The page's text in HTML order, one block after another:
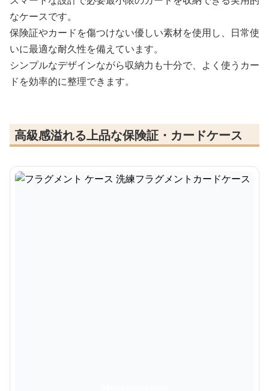
なケースです。
保険証やカードを傷つけない優しい素材を使用し、日常使
いに最適な耐久性を備えています。
シンプルなデザインながら収納力も十分で、よく使うカー
ドを効率的に整理できます。
高級感溢れる上品な保険証・カードケース